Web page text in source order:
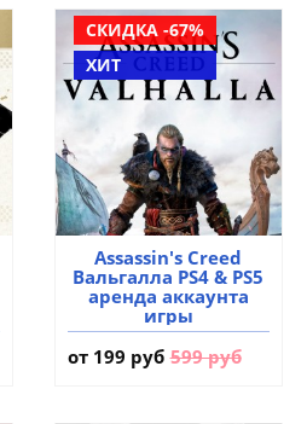
СКИДКА -67%
ХИТ
Assassin's Creed
Вальгалла PS4 & PS5
аренда аккаунта
игры
от 199 руб 599 руб